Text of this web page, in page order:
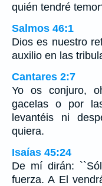
quién tendré
Salmos 46:1
Dios es nuestro
auxilio en las
Cantares 2:7
Yo os conjuro,
gacelas o por
levantéis ni
quiera.
Isaías 45:24
De mí dirán:
fuerza. A El